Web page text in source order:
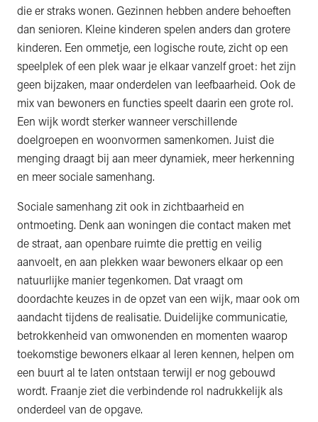
die er straks wonen. Gezinnen hebben andere behoeften
dan senioren. Kleine kinderen spelen anders dan grotere
kinderen. Een ommetje, een logische route, zicht op een
speelplek of een plek waar je elkaar vanzelf groet: het zijn
geen bijzaken, maar onderdelen van leefbaarheid. Ook de
mix van bewoners en functies speelt daarin een grote rol.
Een wijk wordt sterker wanneer verschillende
doelgroepen en woonvormen samenkomen. Juist die
menging draagt bij aan meer dynamiek, meer herkenning
en meer sociale samenhang.
Sociale samenhang zit ook in zichtbaarheid en
ontmoeting. Denk aan woningen die contact maken met
de straat, aan openbare ruimte die prettig en veilig
aanvoelt, en aan plekken waar bewoners elkaar op een
natuurlijke manier tegenkomen. Dat vraagt om
doordachte keuzes in de opzet van een wijk, maar ook om
aandacht tijdens de realisatie. Duidelijke communicatie,
betrokkenheid van omwonenden en momenten waarop
toekomstige bewoners elkaar al leren kennen, helpen om
een buurt al te laten ontstaan terwijl er nog gebouwd
wordt. Fraanje ziet die verbindende rol nadrukkelijk als
onderdeel van de opgave.